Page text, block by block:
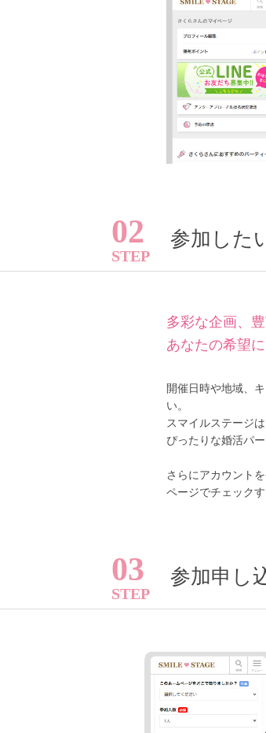
子どもの安全基準に関するポリシーlaunch
PR
02 参加した
多彩な企画、
あなたの希望
開催日時や地域、
い。
スマイルステージ
ぴったりな婚活パ
さらにアカウント
ページでチェック
03 参加申し